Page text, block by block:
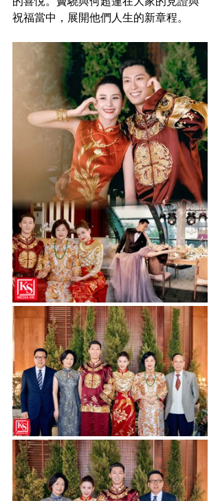
祝福當中，展開他們人生的新章程。